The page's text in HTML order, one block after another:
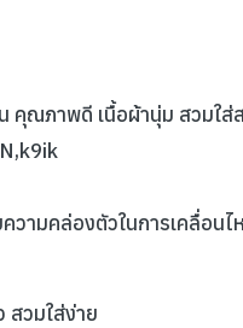
คุณภาพดี เนื้อผ้านุ่ม สวมใส่
วามคล่องตัวในการเคลื่อนไ
สวมใส่ง่าย